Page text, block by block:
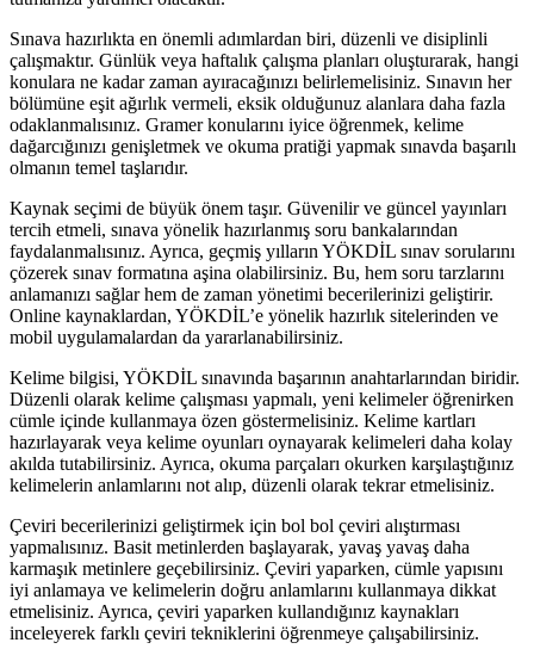
Sınava hazırlıkta en önemli adımlardan biri, düzenli ve disiplinli
çalışmaktır. Günlük veya haftalık çalışma planları oluşturarak, hangi
konulara ne kadar zaman ayıracağınızı belirlemelisiniz. Sınavın her
bölümüne eşit ağırlık vermeli, eksik olduğunuz alanlara daha fazla
odaklanmalısınız. Gramer konularını iyice öğrenmek, kelime
dağarcığınızı genişletmek ve okuma pratiği yapmak sınavda başarılı
olmanın temel taşlarıdır.
Kaynak seçimi de büyük önem taşır. Güvenilir ve güncel yayınları
tercih etmeli, sınava yönelik hazırlanmış soru bankalarından
faydalanmalısınız. Ayrıca, geçmiş yılların YÖKDİL sınav sorularını
çözerek sınav formatına aşina olabilirsiniz. Bu, hem soru tarzlarını
anlamanızı sağlar hem de zaman yönetimi becerilerinizi geliştirir.
Online kaynaklardan, YÖKDİL’e yönelik hazırlık sitelerinden ve
mobil uygulamalardan da yararlanabilirsiniz.
Kelime bilgisi, YÖKDİL sınavında başarının anahtarlarından biridir.
Düzenli olarak kelime çalışması yapmalı, yeni kelimeler öğrenirken
cümle içinde kullanmaya özen göstermelisiniz. Kelime kartları
hazırlayarak veya kelime oyunları oynayarak kelimeleri daha kolay
akılda tutabilirsiniz. Ayrıca, okuma parçaları okurken karşılaştığınız
kelimelerin anlamlarını not alıp, düzenli olarak tekrar etmelisiniz.
Çeviri becerilerinizi geliştirmek için bol bol çeviri alıştırması
yapmalısınız. Basit metinlerden başlayarak, yavaş yavaş daha
karmaşık metinlere geçebilirsiniz. Çeviri yaparken, cümle yapısını
iyi anlamaya ve kelimelerin doğru anlamlarını kullanmaya dikkat
etmelisiniz. Ayrıca, çeviri yaparken kullandığınız kaynakları
inceleyerek farklı çeviri tekniklerini öğrenmeye çalışabilirsiniz.